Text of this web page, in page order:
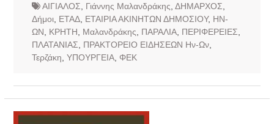
ΑΙΓΙΑΛΟΣ Γιάννης Μαλανδράκης ΔΗΜΑΡΧΟΣ
Δήμοι, ΕΤΑΔ, ΕΤΑΙΡΙΑ ΑΚΙΝΗΤΩΝ ΔΗΜΟΣΙΟΥ, ΗΝ-
ΩΝ
ΚΡΗΤΗ Μαλανδράκης ΠΑΡΑΛΙΑ, ΠΕΡΙΦΕΡΕΙΕΣ
ΠΛΑΤΑΝΙΑΣ
ΠΡΑΚΤΟΡΕΙΟ ΕΙΔΗΣΕΩΝ Ην-Ων,
Τερζάκη ΥΠΟΥΡΓΕΙΑ, ΦΕΚ